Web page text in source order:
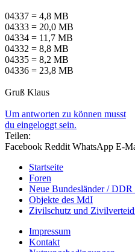
04337 = 4,8 MB
04333 = 20,0 MB
04334 = 11,7 MB
04332 = 8,8 MB
04335 = 8,2 MB
04336 = 23,8 MB
Gruß Klaus
Um antworten zu können musst
du eingeloggt sein.
Teilen:
Facebook Reddit WhatsApp E-
Startseite
Foren
Neue Bundesländer /
Objekte des MdI
Zivilschutz und
Impressum
Kontakt